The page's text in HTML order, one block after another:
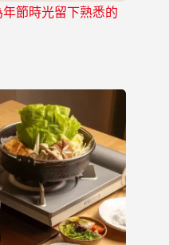
節時光留下熟悉的